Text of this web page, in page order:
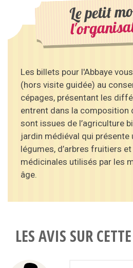
Le petit
Les billets pour l'Abbaye
(hors visite guidée) au
cépages, présentant les
entrent dans la composition
sont issues de l’agriculture
jardin médiéval qui présente
légumes, d’arbres fruitiers
médicinales utilisés par les
âge.
LES AVIS SUR